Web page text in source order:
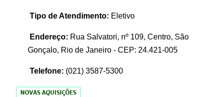
Tipo de Atendimento: Eletivo
Endereço: Rua Salvatori, nº 109, Centro, São
Gonçalo, Rio de Janeiro - CEP: 24.421-005
Telefone: (021) 3587-5300
NOVAS AQUISIÇÕES